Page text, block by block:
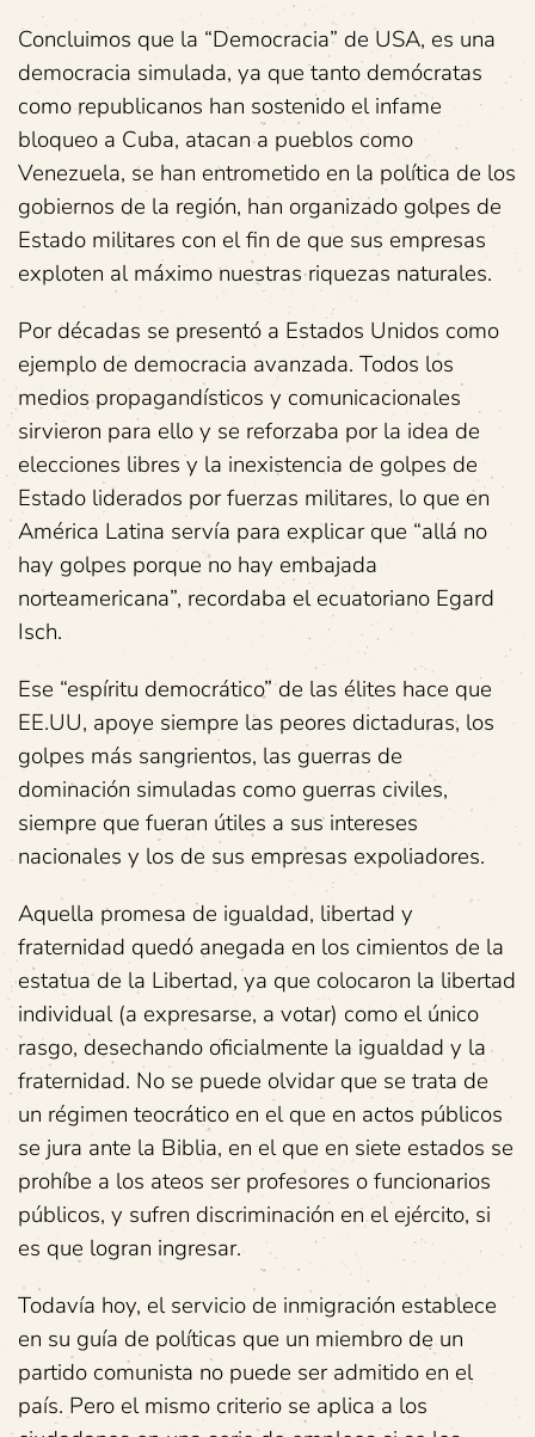
Concluimos que la “Democracia” de USA, es una
democracia simulada, ya que tanto demócratas
como republicanos han sostenido el infame
bloqueo a Cuba, atacan a pueblos como
Venezuela, se han entrometido en la política de los
gobiernos de la región, han organizado golpes de
Estado militares con el fin de que sus empresas
exploten al máximo nuestras riquezas naturales.
Por décadas se presentó a Estados Unidos como
ejemplo de democracia avanzada. Todos los
medios propagandísticos y comunicacionales
sirvieron para ello y se reforzaba por la idea de
elecciones libres y la inexistencia de golpes de
Estado liderados por fuerzas militares, lo que en
América Latina servía para explicar que “allá no
hay golpes porque no hay embajada
norteamericana”, recordaba el ecuatoriano Egard
Isch.
Ese “espíritu democrático” de las élites hace que
EE.UU, apoye siempre las peores dictaduras, los
golpes más sangrientos, las guerras de
dominación simuladas como guerras civiles,
siempre que fueran útiles a sus intereses
nacionales y los de sus empresas expoliadores.
Aquella promesa de igualdad, libertad y
fraternidad quedó anegada en los cimientos de la
estatua de la Libertad, ya que colocaron la libertad
individual (a expresarse, a votar) como el único
rasgo, desechando oficialmente la igualdad y la
fraternidad. No se puede olvidar que se trata de
un régimen teocrático en el que en actos públicos
se jura ante la Biblia, en el que en siete estados se
prohíbe a los ateos ser profesores o funcionarios
públicos, y sufren discriminación en el ejército, si
es que logran ingresar.
Todavía hoy, el servicio de inmigración establece
en su guía de políticas que un miembro de un
partido comunista no puede ser admitido en el
país. Pero el mismo criterio se aplica a los